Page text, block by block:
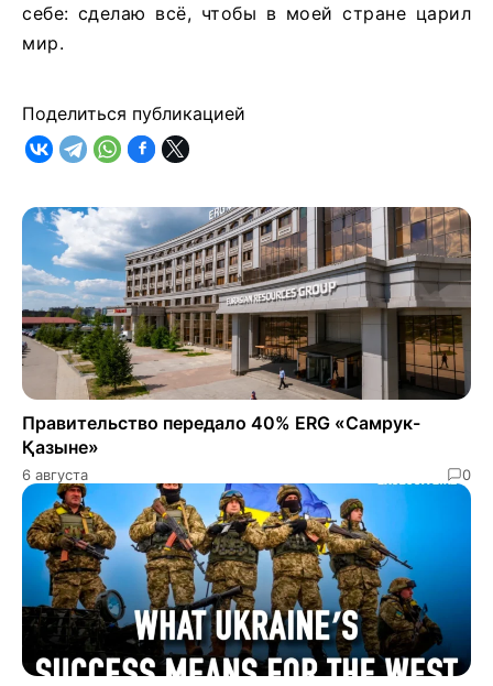
себе: сделаю всё, чтобы в моей стране царил
мир.
Поделиться публикацией
Правительство передало 40% ERG «Самрук-
Қазыне»
6 августа 0